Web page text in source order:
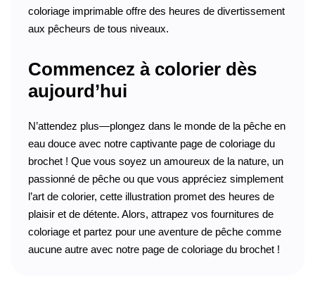
coloriage imprimable offre des heures de divertissement
aux pêcheurs de tous niveaux.
Commencez à colorier dès
aujourd’hui
N’attendez plus—plongez dans le monde de la pêche en
eau douce avec notre captivante page de coloriage du
brochet ! Que vous soyez un amoureux de la nature, un
passionné de pêche ou que vous appréciez simplement
l’art de colorier, cette illustration promet des heures de
plaisir et de détente. Alors, attrapez vos fournitures de
coloriage et partez pour une aventure de pêche comme
aucune autre avec notre page de coloriage du brochet !